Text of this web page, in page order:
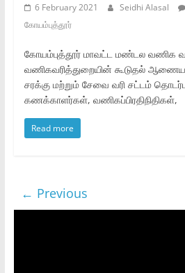
6 February 2021 Seidhi Alasal
கோயம்புத்தூர்
கோயம்புத்தூர் மாவட்ட மண்டல வணிக
வணிகவரித்துறையின் கூடுதல்
சரக்கு மற்றும் சேவை வரி சட்டம்
கணக்காளர்கள், வணிகப்பிரதிநிதிகள்,
Read more
← Previous